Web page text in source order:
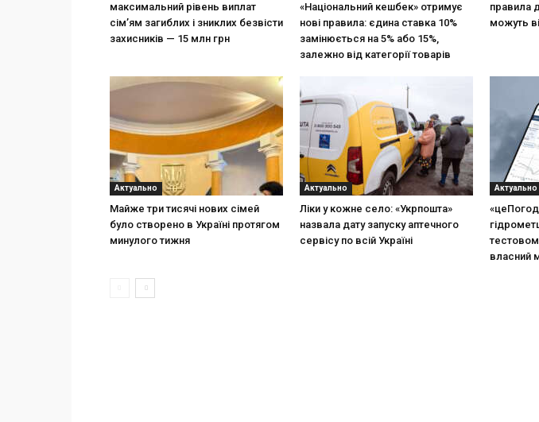
максимальний рівень виплат
сім’ям загиблих і зниклих безвісти
захисників — 15 млн грн
«Національний кешбек» отримує
нові правила: єдина ставка 10%
замінюється на 5% або 15%,
залежно від категорії товарів
правила
можуть
Актуально
Майже три тисячі нових сімей
було створено в Україні протягом
минулого тижня
Актуально
Ліки у кожне село: «Укрпошта»
назвала дату запуску аптечного
сервісу по всій Україні
Актуально
власний